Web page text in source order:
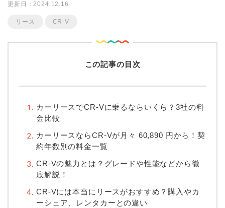
更新日：2024.12.16
リース CR-V
この記事の目次
カーリースでCR-Vに乗るならいくら？3社の料
金比較
カーリースならCR-Vが月々 60,890 円から！契
約年数別の料金一覧
CR-Vの魅力とは？グレードや性能などから徹
底解説！
CR-Vには本当にリースがおすすめ？購入やカ
ーシェア、レンタカーとの違い